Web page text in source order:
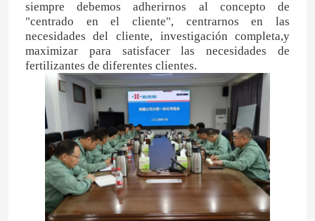
siempre debemos adherirnos al concepto de
"centrado en el cliente", centrarnos en las
necesidades del cliente, investigación completa,y
maximizar para satisfacer las necesidades de
fertilizantes de diferentes clientes.